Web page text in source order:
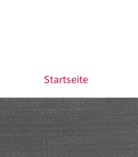
Startseite